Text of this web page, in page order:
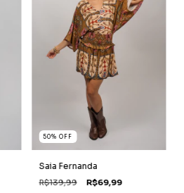
50%OFF
Saia Fernanda
R$139,99 R$69,99